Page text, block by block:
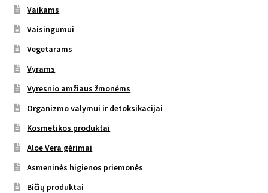
Vaikams
Vaisingumui
Vegetarams
Vyrams
Vyresnio amžiaus žmonėms
Organizmo valymui ir detoksikacijai
Kosmetikos produktai
Aloe Vera gėrimai
Asmeninės higienos priemonės
Bičių produktai